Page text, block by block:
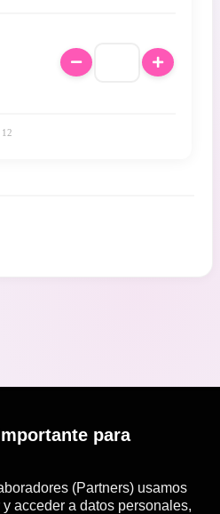
para
(Partners) usamos
acceder a datos personales,